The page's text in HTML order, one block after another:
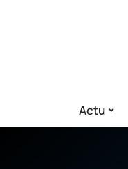
Actu